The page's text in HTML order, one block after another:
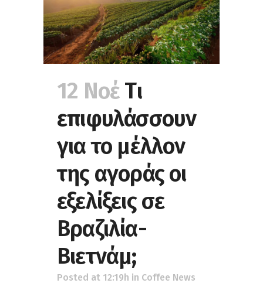
12 ΝοέTι
επιφυλάσσουν
για το μέλλον
της αγοράς οι
εξελίξεις σε
Βραζιλία-
Βιετνάμ;
Posted at 12:19h in Coffee News